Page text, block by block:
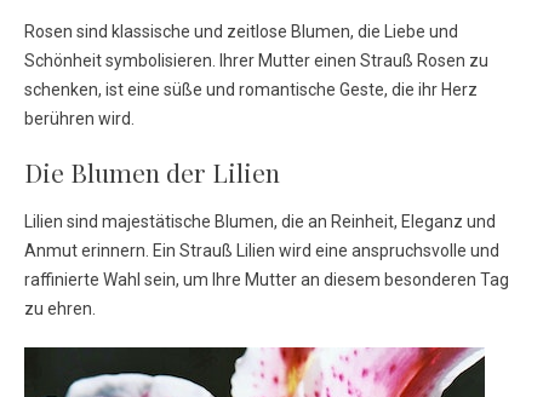
Rosen sind klassische und zeitlose Blumen, die Liebe und
Schönheit symbolisieren. Ihrer Mutter einen Strauß Rosen zu
schenken, ist eine süße und romantische Geste, die ihr Herz
berühren wird.
Die Blumen der Lilien
Lilien sind majestätische Blumen, die an Reinheit, Eleganz und
Anmut erinnern. Ein Strauß Lilien wird eine anspruchsvolle und
raffinierte Wahl sein, um Ihre Mutter an diesem besonderen Tag
zu ehren.